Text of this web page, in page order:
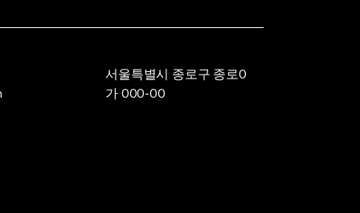
서울특별시 종로구 종로0
가 000-00